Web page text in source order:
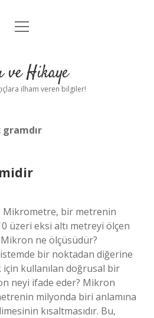
Anasayfa
Uyarı
menüyü
ve Hikaye
ilham veren bilgiler!
Mikrometre, bir metrenin
üzeri eksi altı metreyi ölçen
ne ölçüsüdür?
bir noktadan diğerine
kullanılan doğrusal bir
neyi ifade eder? Mikron
milyonda biri anlamına
kısaltmasıdır. Bu,